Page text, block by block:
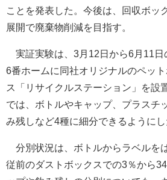
ことを発表した。今後は、回収ボッ
展開で廃棄物削減を目指す。
実証実験は、3月12日から6月11日
6番ホームに同社オリジナルのペッ
ス「リサイクルステーション」を設
では、ボトルやキャップ、プラスチ
み残しなど4種に細分できるようにし
分別状況は、ボトルからラベルを
従前のダストボックスでの3％から